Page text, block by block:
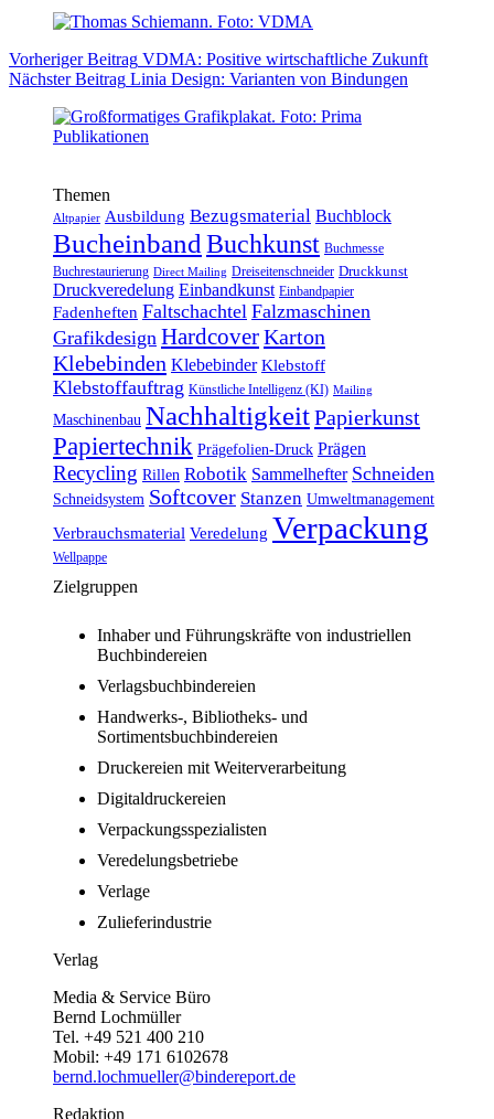
VorherigerBeitrag VDMA: Positive wirtschaftliche Zukunft
NächsterBeitrag Linia Design: Varianten von Bindungen
Themen
Altpapier Ausbildung Bezugsmaterial Buchblock
BucheinbandBuchkunst Buchmesse
Buchrestaurierung Direct Mailing Dreiseitenschneider Druckkunst
Druckveredelung Einbandkunst Einbandpapier
Fadenheften Faltschachtel Falzmaschinen
Grafikdesign HardcoverKarton
Klebebinden Klebebinder Klebstoff
Klebstoffauftrag Künstliche Intelligenz (KI) Mailing
Maschinenbau NachhaltigkeitPapierkunst
Papiertechnik Prägefolien-Druck Prägen
Recycling Rillen Robotik Sammelhefter Schneiden
Schneidsystem Softcover Stanzen Umweltmanagement
Verbrauchsmaterial Veredelung Verpackung
Wellpappe
Zielgruppen
Inhaber und Führungskräfte von industriellen
Buchbindereien
Verlagsbuchbindereien
Handwerks-, Bibliotheks- und
Sortimentsbuchbindereien
Druckereien mit Weiterverarbeitung
Digitaldruckereien
Verpackungsspezialisten
Veredelungsbetriebe
Verlage
Zulieferindustrie
Verlag
Media & Service Büro
Bernd Lochmüller
Tel. +49 521 400 210
Mobil: +49 171 6102678
bernd.lochmueller@bindereport.de
Redaktion